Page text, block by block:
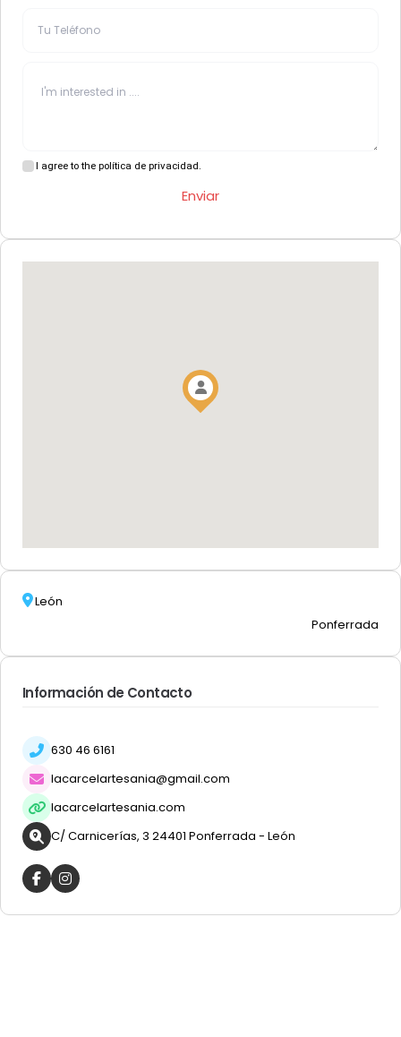
I agree to the política de privacidad.
Enviar
León
Ponferrada
Información de Contacto
630 46 6161
lacarcelartesania@gmail.com
lacarcelartesania.com
C/ Carnicerías, 3 24401 Ponferrada - León